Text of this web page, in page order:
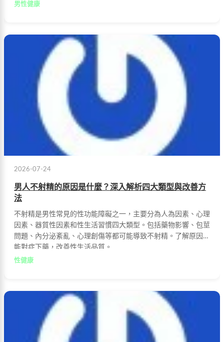
男性健康
2026-07-24
男人不射精的原因是什麼？深入解析四大類型與改善方
法
不射精是男性常見的性功能障礙之一，主要分為人為因素、心理
因素、器質性因素和性生活習慣四大類型。包括藥物影響、包莖
問題、內分泌紊亂、心理創傷等都可能導致不射精。了解原因才
能對症下藥，改善性生活品質。
性健康